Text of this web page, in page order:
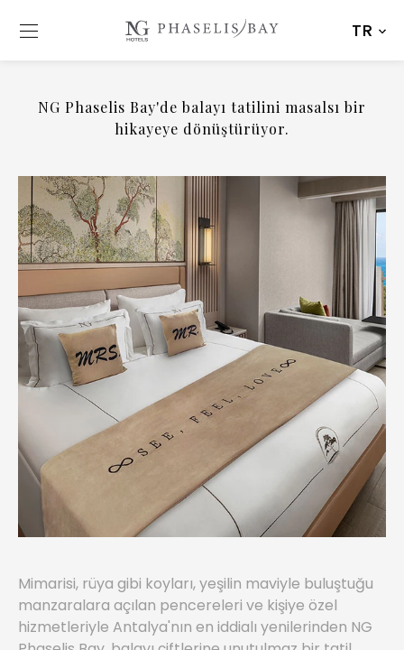
TR
NG Phaselis Bay'de balayı tatilini masalsı bir
hikayeye dönüştürüyor.
Mimarisi, rüya gibi koyları, yeşilin maviyle buluştuğu
manzaralara açılan pencereleri ve kişiye özel
hizmetleriyle Antalya'nın en iddialı yenilerinden NG